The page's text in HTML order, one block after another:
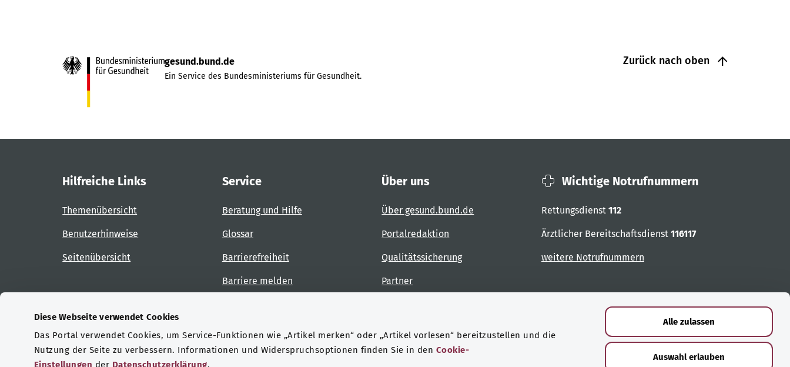
Diese Webseite verwendet Cookies
Das Portal verwendet Cookies, um Service-Funktionen wie „Artikel merken“ oder „Artikel vorlesen“ bereitzustellen und die
Nutzung der Seite zu verbessern. Informationen und Widerspruchsoptionen finden Sie in den Cookie-
Einstellungen der Datenschutzerklärung.
Alle zulassen
Auswahl erlauben
Zurück nach oben
gesund.bund.de
Ein Service des Bundesministeriums für Gesundheit.
Hilfreiche Links
Themenübersicht
Benutzerhinweise
Seitenübersicht
Service
Beratung und Hilfe
Glossar
Barrierefreiheit
Barriere melden
Über uns
Über gesund.bund.de
Portalredaktion
Qualitätssicherung
Partner
Wichtige Notrufnummern
Rettungsdienst 112
Ärztlicher Bereitschaftsdienst 116117
weitere Notrufnummern
Zertifizierungen